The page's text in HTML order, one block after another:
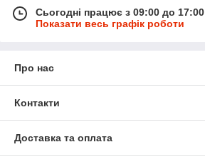
Сьогодні працює з 09:00 до 17:00
Показати весь графік роботи
Про нас
Контакти
Доставка та оплата